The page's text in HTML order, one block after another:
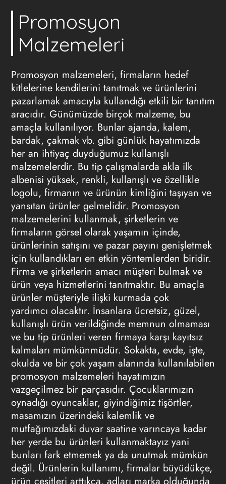
Promosyon
Malzemeleri
Promosyon malzemeleri, firmaların hedef
kitlelerine kendilerini tanıtmak ve ürünlerini
pazarlamak amacıyla kullandığı etkili bir tanıtım
aracıdır. Günümüzde birçok malzeme, bu
amaçla kullanılıyor. Bunlar ajanda, kalem,
bardak, çakmak vb. gibi günlük hayatımızda
her an ihtiyaç duyduğumuz kullanışlı
malzemelerdir. Bu tip çalışmalarda akla ilk
albenisi yüksek, renkli, kullanışlı ve özellikle
logolu, firmanın ve ürünün kimliğini taşıyan ve
yansıtan ürünler gelmelidir. Promosyon
malzemelerini kullanmak, şirketlerin ve
firmaların görsel olarak yaşamın içinde,
ürünlerinin satışını ve pazar payını genişletmek
için kullandıkları en etkin yöntemlerden biridir.
Firma ve şirketlerin amacı müşteri bulmak ve
ürün veya hizmetlerini tanıtmaktır. Bu amaçla
ürünler müşteriyle ilişki kurmada çok
yardımcı olacaktır. İnsanlara ücretsiz, güzel,
kullanışlı ürün verildiğinde memnun olmaması
ve bu tip ürünleri veren firmaya karşı kayıtsız
kalmaları mümkünmüdür. Sokakta, evde, işte,
okulda ve bir çok yaşam alanında kullanılabilen
promosyon malzemeleri hayatımızın
vazgeçilmez bir parçasıdır. Çocuklarımızın
oynadığı oyuncaklar, giyindiğimiz tişörtler,
masamızın üzerindeki kalemlik ve
mutfağımızdaki duvar saatine varıncaya kadar
her yerde bu ürünleri kullanmaktayız yani
bunları fark etmemek ya da unutmak mümkün
değil. Ürünlerin kullanımı, firmalar büyüdükçe,